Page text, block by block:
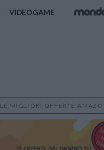
VIDEOGAME
LE MIGLIORI OFFERTE